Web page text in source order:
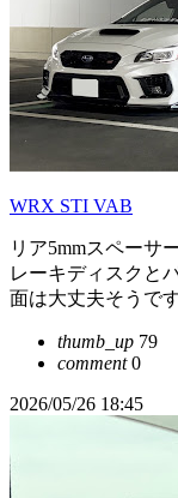
WRX STI VAB
リア5mmスペーサ
レーキディスクと
面は大丈夫そうで
thumb_up 79
comment0
2026/05/26 18:45